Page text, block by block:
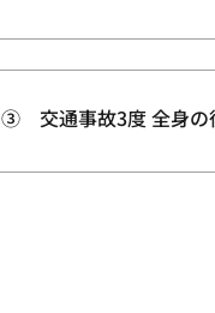
③ 交通事故3度 全身の